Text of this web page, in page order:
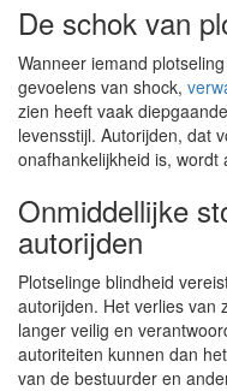
De schok van
Wanneer iemand
gevoelens van shock,
zien heeft vaak
levensstijl. Autorijden, dat
onafhankelijkheid is, wordt
Onmiddellijke
autorijden
Plotselinge blindheid
autorijden. Het verlies van
langer veilig en
autoriteiten kunnen dan
van de bestuurder en